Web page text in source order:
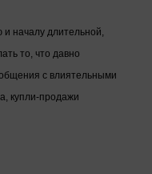
и началу длительной,
то, что давно
с влиятельными
купли-продажи